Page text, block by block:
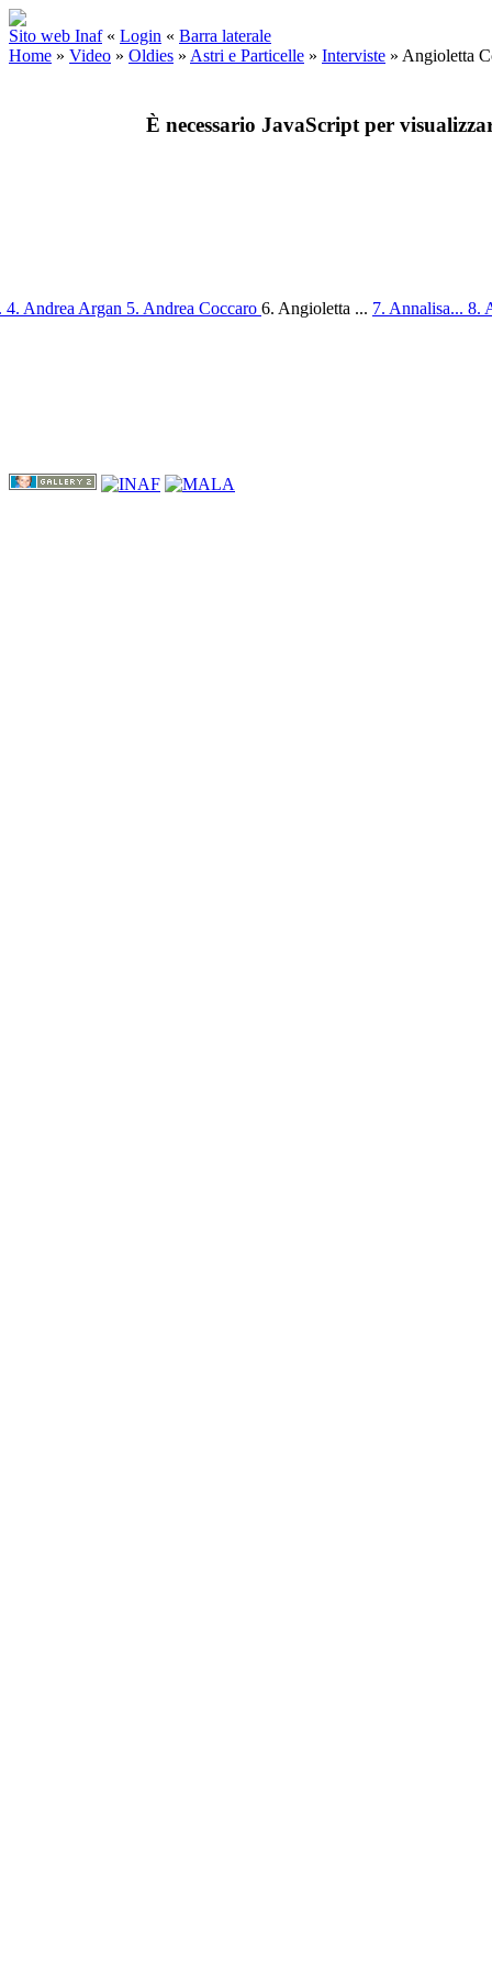
Sito web Inaf « Login « Barra laterale
Home » Video » Oldies » Astri e Particelle » Interviste » Angioletta
È necessario JavaScript per
4. Andrea Argan 5. Andrea Coccaro 6. Angioletta ... 7. Annalisa... 8.